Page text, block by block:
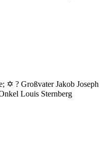
✡ ? Großvater Jakob Joseph
Louis Sternberg